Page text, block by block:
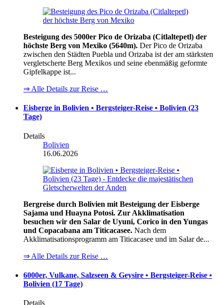
Besteigung des 5000er Pico de Orizaba (Citlaltepetl) der
höchste Berg von Mexiko (5640m). Der Pico de Orizaba
zwischen den Städten Puebla und Orizaba ist der am stärksten
vergletscherte Berg Mexikos und seine ebenmäßig geformte
Gipfelkappe ist...
⇒ Alle Details zur Reise …
Eisberge in Bolivien • Bergsteiger-Reise • Bolivien (23
Tage)
Details
Bolivien
16.06.2026
Bergreise durch Bolivien mit Besteigung der Eisberge
Sajama und Huayna Potosi. Zur Akklimatisation
besuchen wir den Salar de Uyuni, Corico in den Yungas
und Copacabana am Titicacasee. Nach dem
Akklimatisationsprogramm am Titicacasee und im Salar de...
⇒ Alle Details zur Reise …
6000er, Vulkane, Salzseen & Geysire • Bergsteiger-Reise •
Bolivien (17 Tage)
Details